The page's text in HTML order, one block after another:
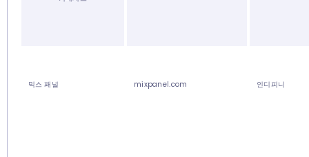
믹스 패널 mixpanel.com 인디피니